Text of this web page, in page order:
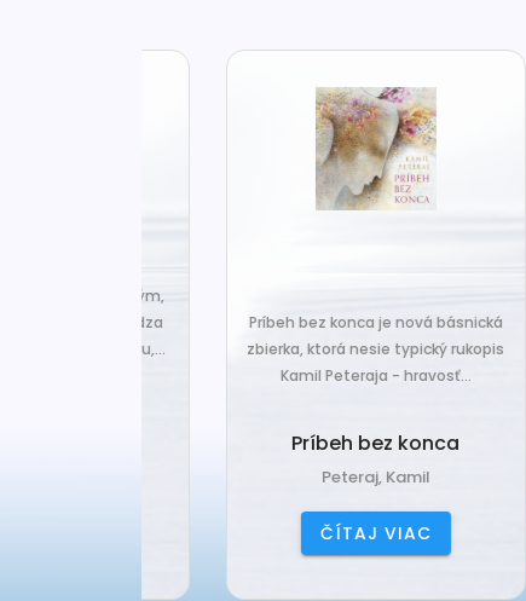
Príbeh bez konca je nová básnická
zbierka, ktorá nesie typický rukopis
Kamil Peteraja - hravosť...
Príbeh bez konca
Peteraj, Kamil
ČÍTAJ VIAC